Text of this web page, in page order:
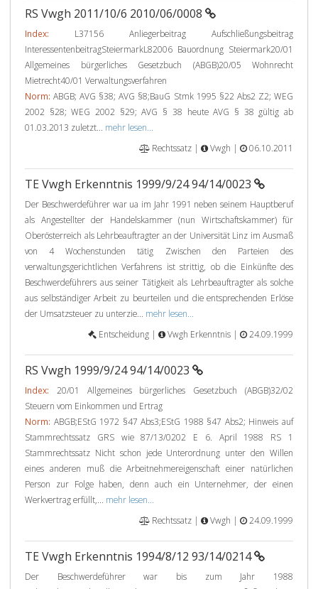
RS Vwgh 2011/10/6 2010/06/0008
Index: L37156 Anliegerbeitrag Aufschließungsbeitrag
InteressentenbeitragSteiermarkL82006 Bauordnung Steiermark20/01
Allgemeines bürgerliches Gesetzbuch (ABGB)20/05 Wohnrecht
Mietrecht40/01 Verwaltungsverfahren
Norm: ABGB; AVG §38; AVG §8;BauG Stmk 1995 §22 Abs2 Z2; WEG
2002 §28; WEG 2002 §29; AVG § 38 heute AVG § 38 gültig ab
01.03.2013 zuletzt... mehr lesen...
Rechtssatz |
Vwgh | 06.10.2011
TE Vwgh Erkenntnis 1999/9/24 94/14/0023
Der Beschwerdeführer war ua im Jahr 1991 neben seinem Hauptberuf
als Angestellter der Handelskammer (nun Wirtschaftskammer) für
Oberösterreich als Lehrbeauftragter an der Universität Linz im Ausmaß
von 4 Wochenstunden tätig Zwischen den Parteien des
verwaltungsgerichtlichen Verfahrens ist strittig, ob die Einkünfte des
Beschwerdeführers aus seiner Tätigkeit als Lehrbeauftragter als solche
aus selbständiger Arbeit zu beurteilen und die entsprechenden Erlöse
der Umsatzsteuer zu unterzie... mehr lesen...
Entscheidung |
Vwgh Erkenntnis | 24.09.1999
RS Vwgh 1999/9/24 94/14/0023
Index: 20/01 Allgemeines bürgerliches Gesetzbuch (ABGB)32/02
Steuern vom Einkommen und Ertrag
Norm: ABGB;EStG 1972 §47 Abs3;EStG 1988 §47 Abs2; Hinweis auf
Stammrechtssatz GRS wie 87/13/0202 E 6. April 1988 RS 1
Stammrechtssatz Nicht schon jede Unterordnung unter den Willen
eines anderen muß die Arbeitnehmereigenschaft einer natürlichen
Person zur Folge haben, denn auch ein Unternehmer, der einen
Werkvertrag erfüllt,... mehr lesen...
Rechtssatz |
Vwgh | 24.09.1999
TE Vwgh Erkenntnis 1994/8/12 93/14/0214
Der Beschwerdeführer war bis zum Jahr 1988